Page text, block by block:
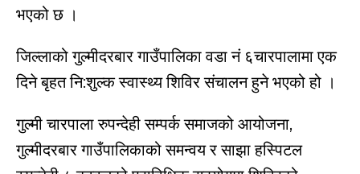
भएको छ ।
जिल्लाको गुल्मीदरबार गाउँपालिका वडा नं ६चारपालामा एक
दिने बृहत नि:शुल्क स्वास्थ्य शिविर संचालन हुने भएको हो ।
गुल्मी चारपाला रुपन्देही सम्पर्क समाजको आयोजना,
गुल्मीदरबार गाउँपालिकाको समन्वय र साझा हस्पिटल